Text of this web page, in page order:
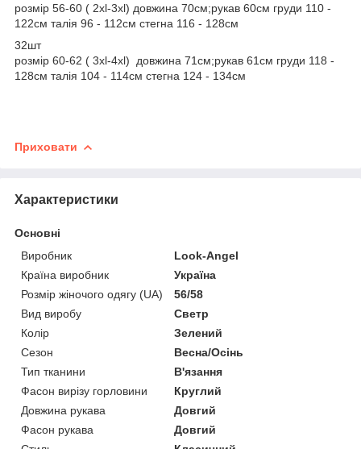
розмір 56-60 ( 2хl-3xl) довжина 70см;рукав 60см груди 110 -
122см талія 96 - 112см стегна 116 - 128см
32шт
розмір 60-62 ( 3хl-4xl) довжина 71см;рукав 61см груди 118 -
128см талія 104 - 114см стегна 124 - 134см
Приховати
Характеристики
Основні
Виробник
Look-Angel
Країна виробник
Україна
Розмір жіночого одягу (UA)
56/58
Вид виробу
Светр
Колір
Зелений
Сезон
Весна/Осінь
Тип тканини
В'язання
Фасон вирізу горловини
Круглий
Довжина рукава
Довгий
Фасон рукава
Довгий